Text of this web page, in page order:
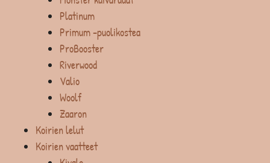
Platinum
Primum -puolikostea
ProBooster
Riverwood
Valio
Woolf
Zaaron
Koirien lelut
Koirien vaatteet